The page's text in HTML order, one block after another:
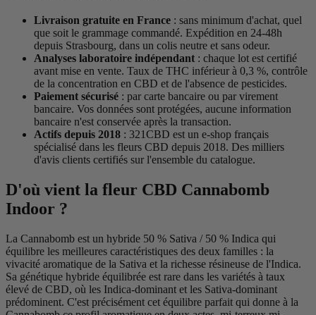
Livraison gratuite en France : sans minimum d'achat, quel
que soit le grammage commandé. Expédition en 24-48h
depuis Strasbourg, dans un colis neutre et sans odeur.
Analyses laboratoire indépendant : chaque lot est certifié
avant mise en vente. Taux de THC inférieur à 0,3 %, contrôle
de la concentration en CBD et de l'absence de pesticides.
Paiement sécurisé : par carte bancaire ou par virement
bancaire. Vos données sont protégées, aucune information
bancaire n'est conservée après la transaction.
Actifs depuis 2018 : 321CBD est un e-shop français
spécialisé dans les fleurs CBD depuis 2018. Des milliers
d'avis clients certifiés sur l'ensemble du catalogue.
D'où vient la fleur CBD Cannabomb
Indoor ?
La Cannabomb est un hybride 50 % Sativa / 50 % Indica qui
équilibre les meilleures caractéristiques des deux familles : la
vivacité aromatique de la Sativa et la richesse résineuse de l'Indica.
Sa génétique hybride équilibrée est rare dans les variétés à taux
élevé de CBD, où les Indica-dominant et les Sativa-dominant
prédominent. C'est précisément cet équilibre parfait qui donne à la